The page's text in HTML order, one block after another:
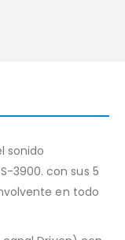
sonido
3900. con sus 5
en todo